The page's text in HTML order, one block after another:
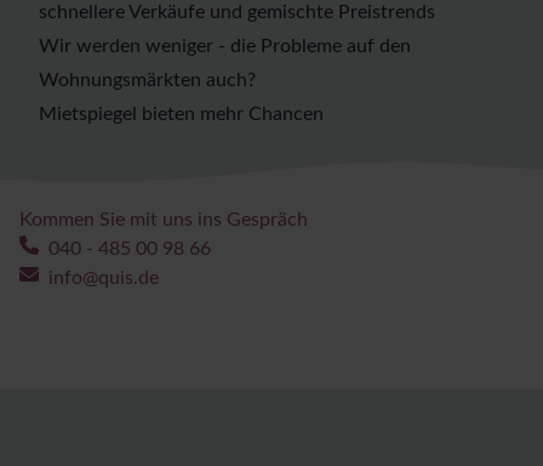
schnellere Verkäufe und gemischte Preistrends
Wir werden weniger - die Probleme auf den
Wohnungsmärkten auch?
Mietspiegel bieten mehr Chancen
Kommen Sie mit uns ins Gespräch
040 - 485 00 98 66
info@quis.de